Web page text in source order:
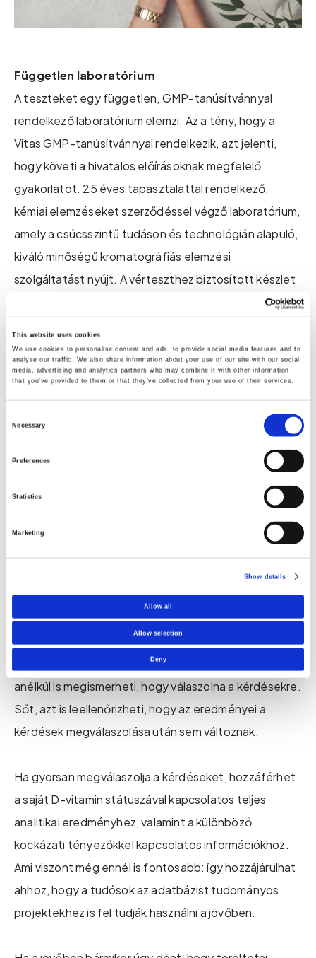
This website uses cookies
We use cookies to personalise content and ads, to provide social media features and to
analyse our traffic. We also share information about your use of our site with our social
media, advertising and analytics partners who may combine it with other information
that you’ve provided to them or that they’ve collected from your use of their services.
Necessary
Preferences
Statistics
Marketing
Show details
Allow all
Allow selection
Deny
Független laboratórium
A teszteket egy független, GMP-tanúsítvánnyal
rendelkező laboratórium elemzi. Az a tény, hogy a
Vitas GMP-tanúsítvánnyal rendelkezik, azt jelenti,
hogy követi a hivatalos előírásoknak megfelelő
gyakorlatot. 25 éves tapasztalattal rendelkező,
kémiai elemzéseket szerződéssel végző laboratórium,
amely a csúcsszintű tudáson és technológián alapuló,
kiváló minőségű kromatográfiás elemzési
szolgáltatást nyújt. A vérteszthez biztosított készlet
egy VitaminD Teszt ID azonosítót is tartalmaz, amit
Zinzino nem tudja, ki küldte be a tesztet. A
zinzinotest.com weboldalon láthatók majd az Ön
azonosítóját. Ha kitöltötte a kérdőívet, akkor az
elemzés minden részletét láthatja. Ha nem töltötte ki
a kérdőívet, akkor a D-vitamin státuszát csak nmol/l-
A válaszai számítanak
is, amikor elvégzi a vértesztet. Így a teszteredménye
minden részletéhez igen könnyen hozzá tud majd
férni, miután elkészült az elemzés.
Kétségei vannak? Ne aggódjon! D-vitamin státuszát
anélkül is megismerheti, hogy válaszolna a kérdésekre.
Sőt, azt is leellenőrizheti, hogy az eredményei a
kérdések megválaszolása után sem változnak.
Ha gyorsan megválaszolja a kérdéseket, hozzáférhet
a saját D-vitamin státuszával kapcsolatos teljes
analitikai eredményhez, valamint a különböző
kockázati tényezőkkel kapcsolatos információkhoz.
Ami viszont még ennél is fontosabb: így hozzájárulhat
ahhoz, hogy a tudósok az adatbázist tudományos
projektekhez is fel tudják használni a jövőben.